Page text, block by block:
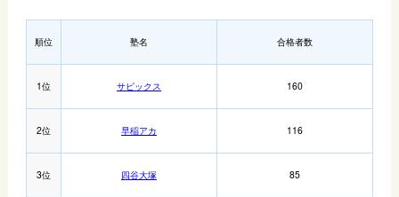
順位 塾名 合格者数
1位 サピックス 160
2位 早稲アカ 116
3位 四谷大塚 85